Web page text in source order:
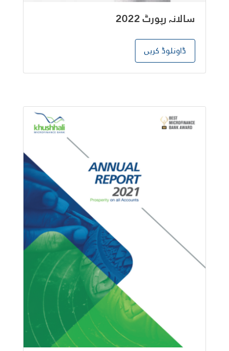
سالانہ رپورٹ 2022
ڈاونلوڈ کریں